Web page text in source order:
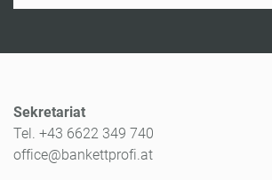
Sekretariat
Tel. +43 6622 349 740
office@bankettprofi.at